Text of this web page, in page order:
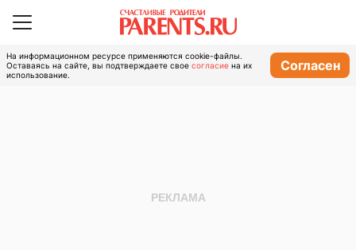
На информационном ресурсе применяются cookie-файлы.
Оставаясь на сайте, вы подтверждаете свое согласие на их
использование.
Согласен